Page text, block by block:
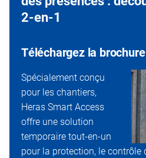
2-en-1
Téléchargez la
Spécialement conçu
pour les chantiers,
Heras Smart Access
offre une solution
temporaire tout-en-un
pour la protection, le contrôle